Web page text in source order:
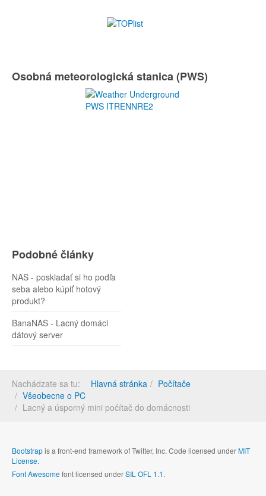
Osobná meteorologická stanica (PWS)
Podobné články
NAS - poskladať si ho podľa
seba alebo kúpiť hotový
produkt?
BanaNAS - Lacný domáci
dátový server
Nachádzate sa tu: Hlavná stránka
Počítače
Všeobecne o PC
Lacný a úsporný mini počítač do domácnosti
Bootstrapis a front-end framework of Twitter, Inc. Code licensed underMIT
License.
Font Awesomefont licensed underSIL OFL 1.1.